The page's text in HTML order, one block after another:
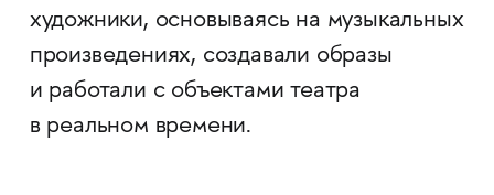
художники, основываясь на музыкальных
произведениях, создавали образы
и работали с объектами театра
в реальном времени.